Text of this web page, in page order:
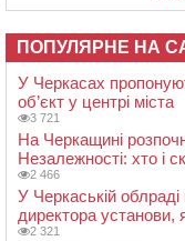
ПОПУЛЯРНЕ НА
У Черкасах
об’єкт у центрі міста
3 721
На Черкащині
Незалежності: хто і
2 466
У Черкаській
директора установи,
2 321